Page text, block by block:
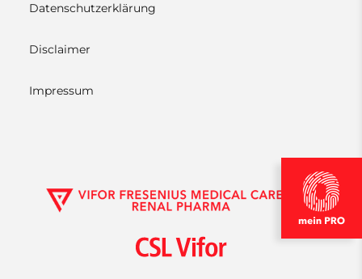
Datenschutzerklärung
Disclaimer
Impressum